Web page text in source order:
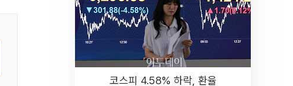
코스피 4.58% 하락, 환율